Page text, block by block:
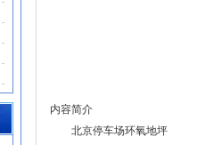
内容简介
北京停车场环氧地坪